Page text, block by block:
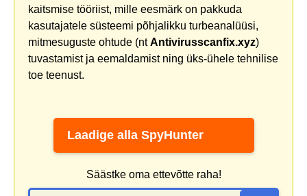
kaitsmise tööriist, mille eesmärk on pakkuda
kasutajatele süsteemi põhjalikku turbeanalüüsi,
mitmesuguste ohtude (ntAntivirusscanfix.xyz)
tuvastamist ja eemaldamist ning üks-ühele tehnilise
toe teenust.
Laadige alla SpyHunter
Säästke oma ettevõtte raha!